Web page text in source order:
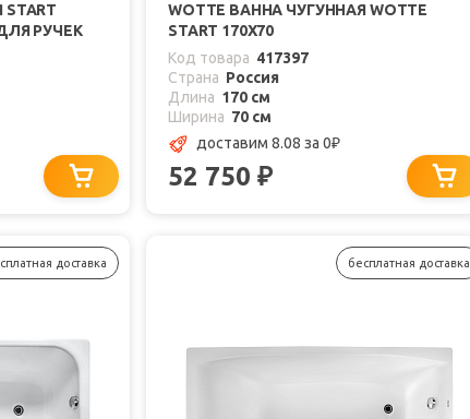
РУЧЕК
WOTTE ВАННА ЧУГУННАЯ WOTTE
START 170Х70
Код товара 417397
Страна Россия
Длина 170 см
Ширина 70 см
доставим 8.08 за 0₽
52 750 ₽
доставка бесплатная доставка